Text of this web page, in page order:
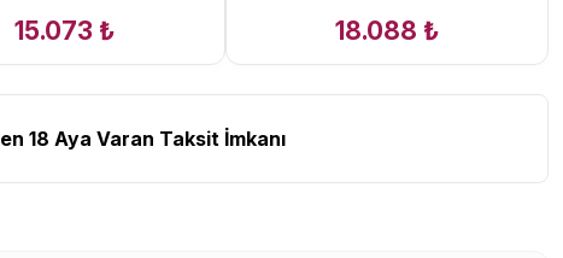
15.073 ₺ 18.088 ₺
18 Aya Varan Taksit İmkanı